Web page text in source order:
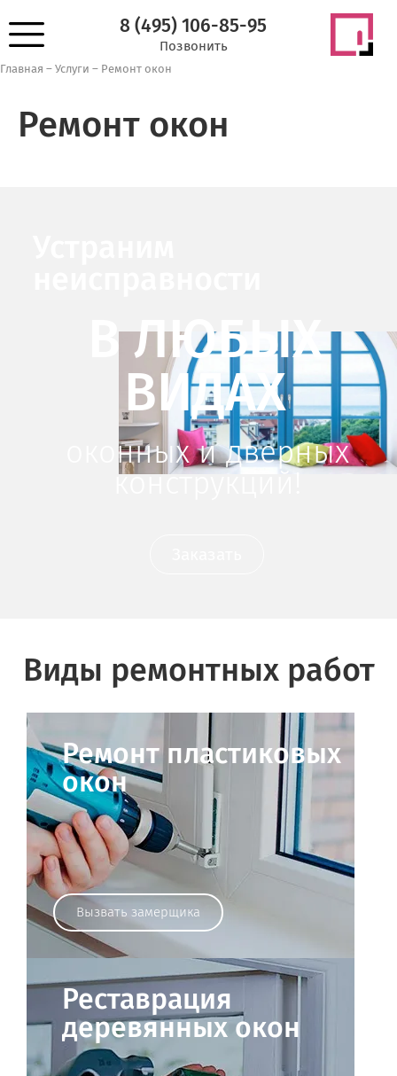
8 (495) 106-85-95
Позвонить
Главная – Услуги – Ремонт окон
Ремонт окон
В ЛЮБЫХ
ВИДАХ
оконных и дверных
конструкций!
Виды ремонтных работ
Ремонт пластиковых
окон
Вызвать замерщика
Реставрация
деревянных окон